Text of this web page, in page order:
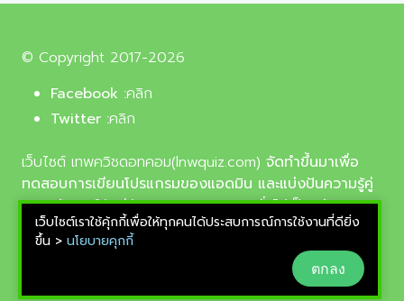
© Copyright 2017-2026
Facebook :คลิก
Twitter :คลิก
เว็บไซต์ เทพควิชดอทคอม(lnwquiz.com) จัดทำขึ้นมาเพื่อ
ทดสอบการเขียนโปรแกรมของแอดมิน และแบ่งปันความรู้คู่
ความบันเทิงให้แก่น้อง ๆ ตลอดจนบุคลทั่วไปเป็นหลัก,
รูปภาพที่นำมาใช้ประกอบบทความเป็นรูปภาพจากเว็บ
pixabay.com และunsplash.com ซึ่งเป็นเว็บแจกรูปฟรี
ลิขสิทธิ์แบบ CC0 ที่ช่างภาพจากทั่วโลกอัพโหลดไว้ให้
สามารถนำมาใช้ฟรีได้
เว็บไซต์เราใช้คุ้กกี้เพื่อให้ทุกคนได้ประสบการณ์การใช้งานที่ดียิ่ง
ขึ้น > นโยบายคุกกี้
ตกลง